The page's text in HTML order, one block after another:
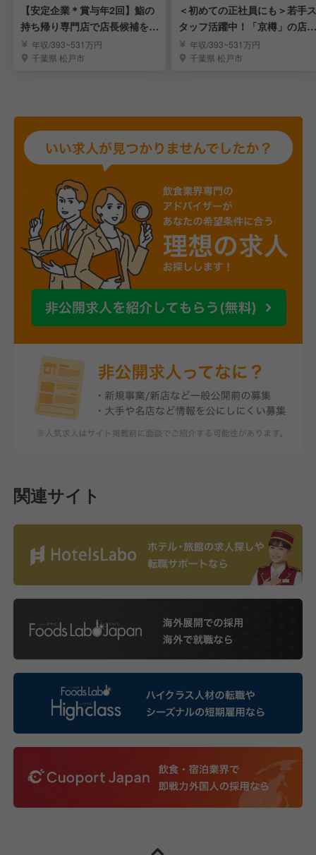
【安定企業＊賞与年2回】鮨の
持ち帰り専門店で店長候補を募
集！年収/393~531万円
千葉県 松戸市
＜初めての正社員にも＞若手ス
タッフ活躍中！「京樽」の店舗
スタッフ
年収/393~531万円
千葉県 松戸市
関連サイト